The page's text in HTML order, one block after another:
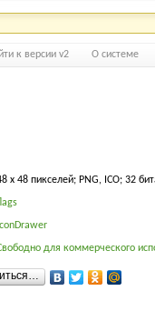
к версии v2 О системе
x 48 пикселей; PNG, ICO; 32
IconDrawer
для коммерческого